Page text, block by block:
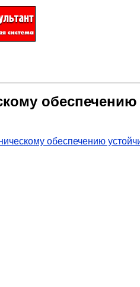
обеспечению
обеспечению